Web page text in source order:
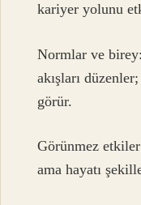
kariyer yolunu
Normlar ve
akışları
görür.
Görünmez
ama hayatı